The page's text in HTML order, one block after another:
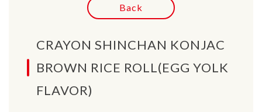
Back
CRAYON SHINCHAN KONJAC
BROWN RICE ROLL(EGG YOLK
FLAVOR)